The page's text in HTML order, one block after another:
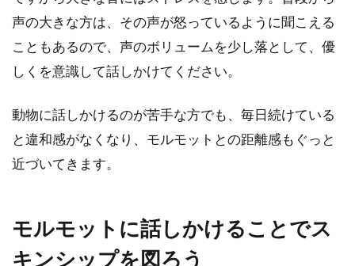
すっかり家族の一員のモルモットがとて
っと可愛いだろうと考...
モルモットは出産後、赤ちゃんモルモッ
トとどのくらいの時期まで一緒のゲージ
で育てるとよいのでしょうか？...
声の大きな方は、その声が怒っているように聞こえる
こともあるので、声のボリュームを少し落として、優
しくを意識して話しかけてください。
動物に話しかけるのが苦手な方でも、毎日続けている
と違和感がなくなり、モルモットとの距離感もぐっと
近づいてきます。
モルモットに話しかけることでス
キンシップを図ろう